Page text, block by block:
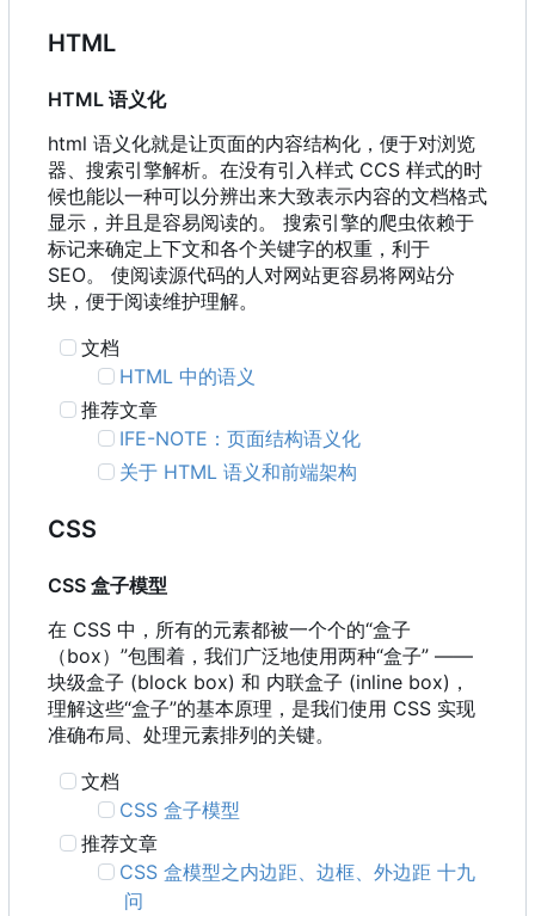
HTML
HTML 语义化
html 语义化就是让页面的内容结构化，便于对浏览
器、搜索引擎解析。在没有引入样式 CCS 样式的时
候也能以一种可以分辨出来大致表示内容的文档格式
显示，并且是容易阅读的。 搜索引擎的爬虫依赖于
标记来确定上下文和各个关键字的权重，利于
SEO。 使阅读源代码的人对网站更容易将网站分
块，便于阅读维护理解。
文档
HTML 中的语义
推荐文章
IFE-NOTE ：页面结构语义化
关于 HTML 语义和前端架构
CSS
CSS 盒子模型
在 CSS 中 ， 所有的元素都被一个个的“盒子
（box） ”包围着 ， 我们广泛地使用两种“盒子” ——
块级盒子 (block box) 和 内联盒子 (inline box)，
理解这些“盒子”的基本原理，是我们使用 CSS 实现
准确布局、处理元素排列的关键。
文档
CSS 盒子模型
推荐文章
CSS 盒模型之内边距、边框、外边距 十九
问